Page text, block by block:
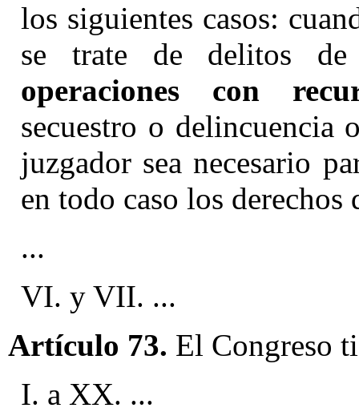
los siguientes casos:
se trate de delitos de
operaciones con
secuestro o delincuencia
juzgador sea necesario
en todo caso los derechos
...
VI. y VII. ...
Artículo 73. El Congreso
I. a XX. ...